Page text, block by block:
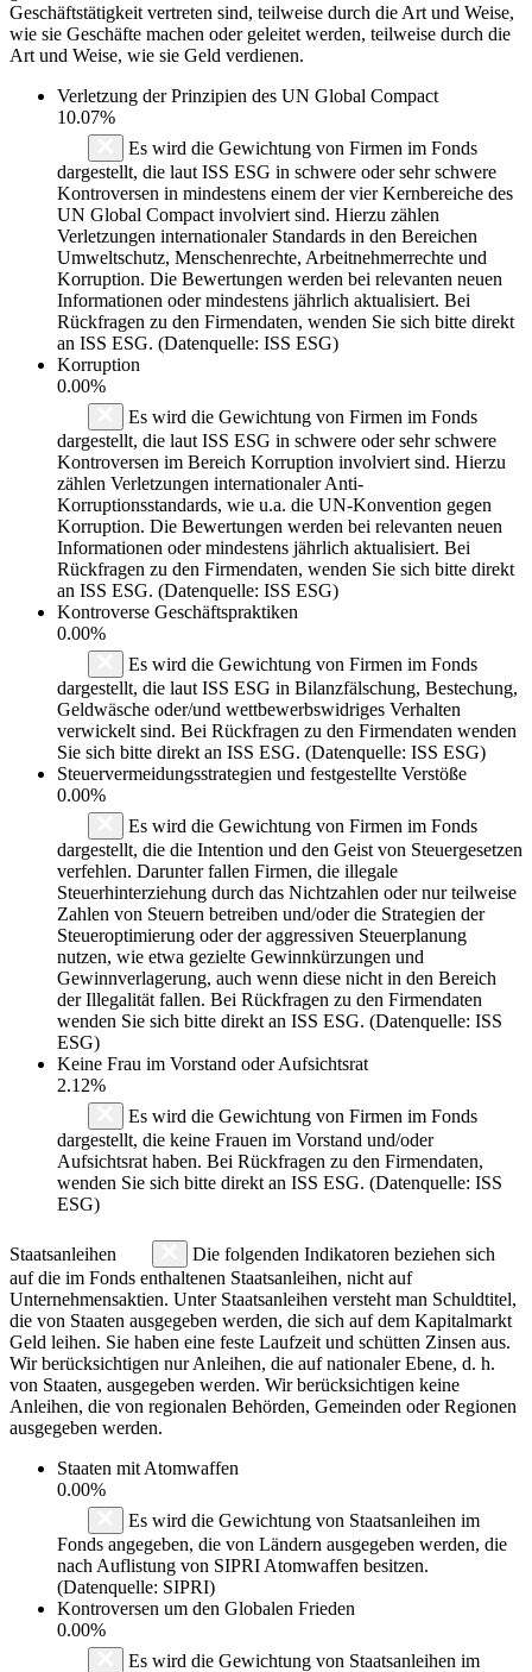
Geschäftstätigkeit vertreten sind, teilweise durch die Art und Weise,
wie sie Geschäfte machen oder geleitet werden, teilweise durch die
Art und Weise, wie sie Geld verdienen.
Verletzung der Prinzipien des UN Global Compact
10.07%
Es wird die Gewichtung von Firmen im Fonds
dargestellt, die laut ISS ESG in schwere oder sehr schwere
Kontroversen in mindestens einem der vier Kernbereiche des
UN Global Compact involviert sind. Hierzu zählen
Verletzungen internationaler Standards in den Bereichen
Umweltschutz, Menschenrechte, Arbeitnehmerrechte und
Korruption. Die Bewertungen werden bei relevanten neuen
Informationen oder mindestens jährlich aktualisiert. Bei
Rückfragen zu den Firmendaten, wenden Sie sich bitte direkt
an ISS ESG. (Datenquelle: ISS ESG)
Korruption
0.00%
Es wird die Gewichtung von Firmen im Fonds
dargestellt, die laut ISS ESG in schwere oder sehr schwere
Kontroversen im Bereich Korruption involviert sind. Hierzu
zählen Verletzungen internationaler Anti-
Korruptionsstandards, wie u.a. die UN-Konvention gegen
Korruption. Die Bewertungen werden bei relevanten neuen
Informationen oder mindestens jährlich aktualisiert. Bei
Rückfragen zu den Firmendaten, wenden Sie sich bitte direkt
an ISS ESG. (Datenquelle: ISS ESG)
Kontroverse Geschäftspraktiken
0.00%
Es wird die Gewichtung von Firmen im Fonds
dargestellt, die laut ISS ESG in Bilanzfälschung, Bestechung,
Geldwäsche oder/und wettbewerbswidriges Verhalten
verwickelt sind. Bei Rückfragen zu den Firmendaten wenden
Sie sich bitte direkt an ISS ESG. (Datenquelle: ISS ESG)
Steuervermeidungsstrategien und festgestellte Verstöße
0.00%
Es wird die Gewichtung von Firmen im Fonds
dargestellt, die die Intention und den Geist von Steuergesetzen
verfehlen. Darunter fallen Firmen, die illegale
Steuerhinterziehung durch das Nichtzahlen oder nur teilweise
Zahlen von Steuern betreiben und/oder die Strategien der
Steueroptimierung oder der aggressiven Steuerplanung
nutzen, wie etwa gezielte Gewinnkürzungen und
Gewinnverlagerung, auch wenn diese nicht in den Bereich
der Illegalität fallen. Bei Rückfragen zu den Firmendaten
wenden Sie sich bitte direkt an ISS ESG. (Datenquelle: ISS
ESG)
Keine Frau im Vorstand oder Aufsichtsrat
2.12%
Es wird die Gewichtung von Firmen im Fonds
dargestellt, die keine Frauen im Vorstand und/oder
Aufsichtsrat haben. Bei Rückfragen zu den Firmendaten,
wenden Sie sich bitte direkt an ISS ESG. (Datenquelle: ISS
ESG)
Staatsanleihen
Die folgenden Indikatoren beziehen sich
auf die im Fonds enthaltenen Staatsanleihen, nicht auf
Unternehmensaktien. Unter Staatsanleihen versteht man Schuldtitel,
die von Staaten ausgegeben werden, die sich auf dem Kapitalmarkt
Geld leihen. Sie haben eine feste Laufzeit und schütten Zinsen aus.
Wir berücksichtigen nur Anleihen, die auf nationaler Ebene, d. h.
von Staaten, ausgegeben werden. Wir berücksichtigen keine
Anleihen, die von regionalen Behörden, Gemeinden oder Regionen
ausgegeben werden.
Staaten mit Atomwaffen
0.00%
Es wird die Gewichtung von Staatsanleihen im
Fonds angegeben, die von Ländern ausgegeben werden, die
nach Auflistung von SIPRI Atomwaffen besitzen.
(Datenquelle: SIPRI)
Kontroversen um den Globalen Frieden
0.00%
Es wird die Gewichtung von Staatsanleihen im